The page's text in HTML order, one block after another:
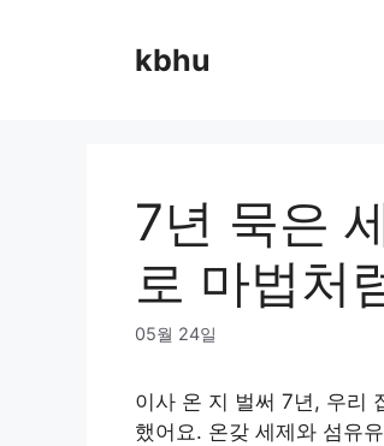
kbhu
7년 묵은
로 마법처
05월 24일
이사 온 지 벌써 7년, 우리
했어요. 온갖 세제와 섬유